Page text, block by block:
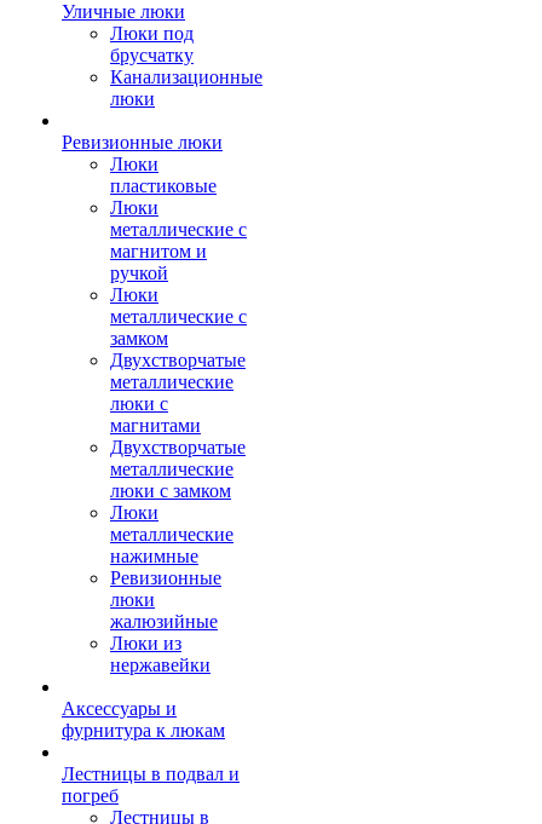
Уличные люки
Люки под
брусчатку
Канализационные
люки
Ревизионные люки
Люки
пластиковые
Люки
металлические с
магнитом и
ручкой
Люки
металлические с
замком
Двухстворчатые
металлические
люки с
магнитами
Двухстворчатые
металлические
люки с замком
Люки
металлические
нажимные
Ревизионные
люки
жалюзийные
Люки из
нержавейки
Аксессуары и
фурнитура к люкам
Лестницы в подвал и
погреб
Лестницы в